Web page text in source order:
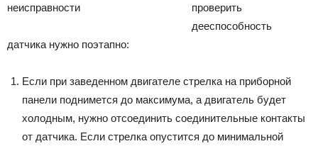
проверить
дееспособность
датчика нужно поэтапно:
Если при заведенном двигателе стрелка на приборной
панели поднимется до максимума, а двигатель будет
холодным, нужно отсоединить соединительные контакты
от датчика. Если стрелка опустится до минимальной